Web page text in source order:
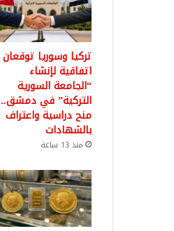
تركيا وسوريا توقعان
اتفاقية لإنشاء
“الجامعة السورية
التركية” في دمشق..
منح دراسية واعتراف
بالشهادات
منذ 13 ساعة